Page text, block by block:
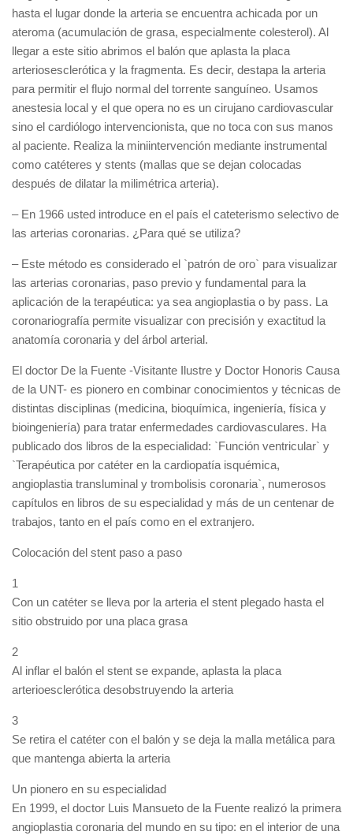
hasta el lugar donde la arteria se encuentra achicada por un
ateroma (acumulación de grasa, especialmente colesterol). Al
llegar a este sitio abrimos el balón que aplasta la placa
arteriosesclerótica y la fragmenta. Es decir, destapa la arteria
para permitir el flujo normal del torrente sanguíneo. Usamos
anestesia local y el que opera no es un cirujano cardiovascular
sino el cardiólogo intervencionista, que no toca con sus manos
al paciente. Realiza la miniintervención mediante instrumental
como catéteres y stents (mallas que se dejan colocadas
después de dilatar la milimétrica arteria).
– En 1966 usted introduce en el país el cateterismo selectivo de
las arterias coronarias. ¿Para qué se utiliza?
– Este método es considerado el `patrón de oro` para visualizar
las arterias coronarias, paso previo y fundamental para la
aplicación de la terapéutica: ya sea angioplastia o by pass. La
coronariografía permite visualizar con precisión y exactitud la
anatomía coronaria y del árbol arterial.
El doctor De la Fuente -Visitante Ilustre y Doctor Honoris Causa
de la UNT- es pionero en combinar conocimientos y técnicas de
distintas disciplinas (medicina, bioquímica, ingeniería, física y
bioingeniería) para tratar enfermedades cardiovasculares. Ha
publicado dos libros de la especialidad: `Función ventricular` y
`Terapéutica por catéter en la cardiopatía isquémica,
angioplastia transluminal y trombolisis coronaria`, numerosos
capítulos en libros de su especialidad y más de un centenar de
trabajos, tanto en el país como en el extranjero.
Colocación del stent paso a paso
1
Con un catéter se lleva por la arteria el stent plegado hasta el
sitio obstruido por una placa grasa
2
Al inflar el balón el stent se expande, aplasta la placa
arterioesclerótica desobstruyendo la arteria
3
Se retira el catéter con el balón y se deja la malla metálica para
que mantenga abierta la arteria
Un pionero en su especialidad
En 1999, el doctor Luis Mansueto de la Fuente realizó la primera
angioplastia coronaria del mundo en su tipo: en el interior de una